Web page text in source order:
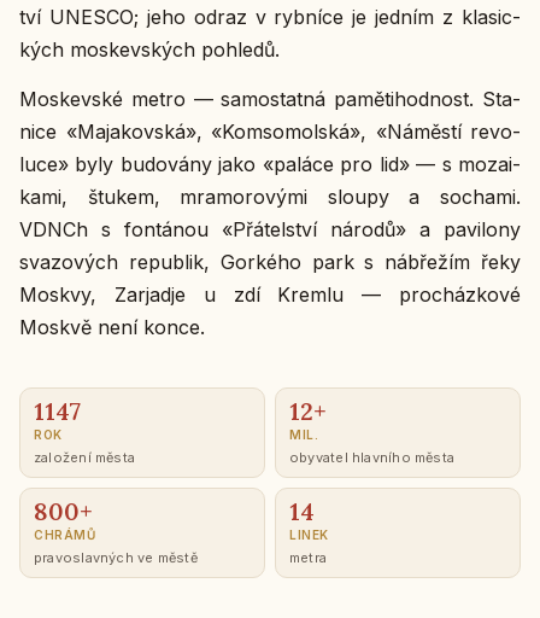
tví UNESCO; jeho odraz v ryb­ní­ce je jedním z kla­sic­
kých mos­kev­ských po­hle­dů.
Mos­kev­ské metro — sa­mo­stat­ná pa­měti­hod­nost. Sta­
ni­ce «Ma­ja­kov­ská», «Kom­so­mol­ská», «Ná­měs­tí re­vo­
lu­ce» byly bu­do­vá­ny jako «paláce pro lid» — s mo­zai­
ka­mi, štukem, mra­mo­ro­vý­mi sloupy a so­cha­mi.
VDNCh s fon­tá­nou «Přá­tel­ství národů» a pa­vi­lo­ny
sva­zo­vých re­pub­lik, Gor­ké­ho park s ná­bře­žím řeky
Moskvy, Za­rja­d­je u zdí Kremlu — pro­cház­ko­vé
Moskvě není konce.
1147
ROK
za­lo­že­ní města
12+
MIL.
oby­va­tel hlav­ní­ho města
800+
CHRÁMŮ
pra­voslav­ných ve městě
14
LINEK
metra